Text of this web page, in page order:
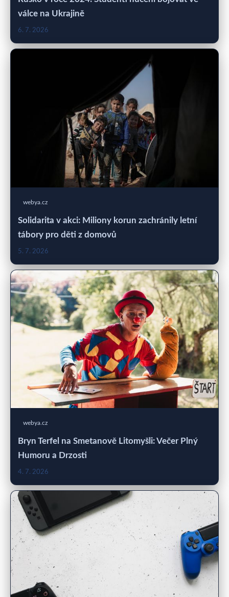
válce na Ukrajině
6. 7. 2026
webya.cz
Solidarita v akci: Miliony korun zachránily letní
tábory pro děti z domovů
5. 7. 2026
webya.cz
Bryn Terfel na Smetanově Litomyšli: Večer Plný
Humoru a Drzosti
4. 7. 2026